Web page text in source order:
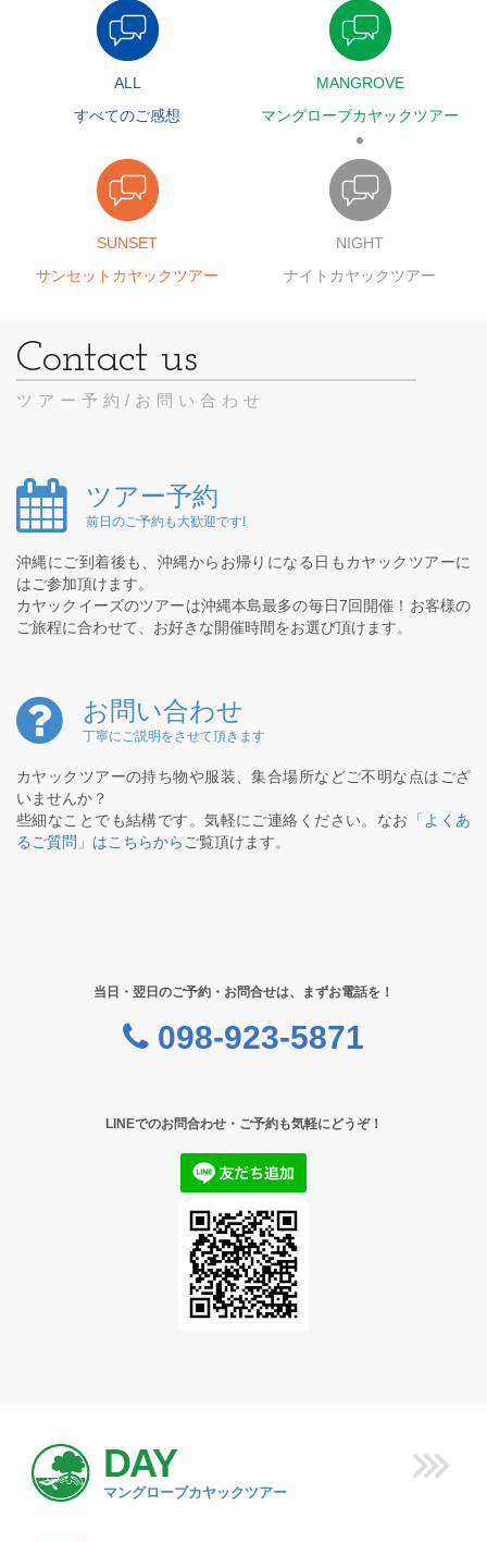
ALL
すべてのご感想
MANGROVE
マングローブカヤックツアー
SUNSET
サンセットカヤックツアー
NIGHT
ナイトカヤックツアー
ツアー予約/お問い合わせ
ツアー予約
前日のご予約も大歓迎です!
沖縄にご到着後も、沖縄からお帰りになる日もカヤックツアーに
はご参加頂けます。
カヤックイーズのツアーは沖縄本島最多の毎日7回開催！お客様の
ご旅程に合わせて、お好きな開催時間をお選び頂けます。
お問い合わせ
丁寧にご説明をさせて頂きます
カヤックツアーの持ち物や服装、集合場所などご不明な点はござ
いませんか？
些細なことでも結構です。気軽にご連絡ください。なお
「よくあ
るご質問」はこちらから ご覧頂けます。
当日・翌日のご予約・お問合せは、まずお電話を！
098-923-5871
LINEでのお問合わせ・ご予約も気軽にどうぞ！
DAY
マングローブカヤックツアー